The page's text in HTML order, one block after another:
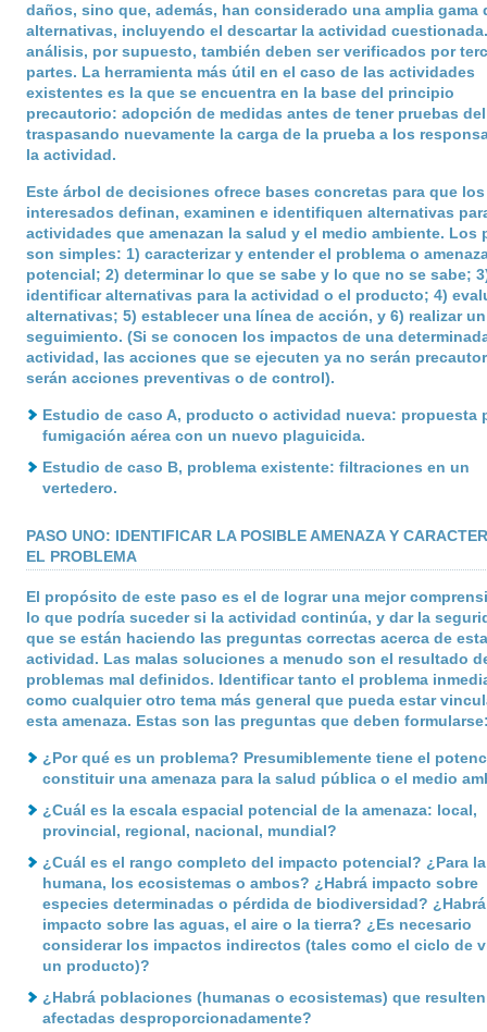
daños, sino que, además, han considerado una amplia gama
alternativas, incluyendo el descartar la actividad
análisis, por supuesto, también deben ser verificados por
partes. La herramienta más útil en el caso de las actividades
existentes es la que se encuentra en la base del principio
precautorio: adopción de medidas antes de tener pruebas
traspasando nuevamente la carga de la prueba a los
la actividad.
Este árbol de decisiones ofrece bases concretas para que los
interesados definan, examinen e identifiquen alternativas
actividades que amenazan la salud y el medio ambiente. Los
son simples: 1) caracterizar y entender el problema o
potencial; 2) determinar lo que se sabe y lo que no se sabe;
identificar alternativas para la actividad o el producto; 4)
alternativas; 5) establecer una línea de acción, y 6) realizar un
seguimiento. (Si se conocen los impactos de una
actividad, las acciones que se ejecuten ya no serán
serán acciones preventivas o de control).
Estudio de caso A, producto o actividad nueva: propuesta
fumigación aérea con un nuevo plaguicida.
Estudio de caso B, problema existente: filtraciones en un
vertedero.
PASO UNO: IDENTIFICAR LA POSIBLE AMENAZA Y
EL PROBLEMA
El propósito de este paso es el de lograr una mejor
lo que podría suceder si la actividad continúa, y dar la
que se están haciendo las preguntas correctas acerca de esta
actividad. Las malas soluciones a menudo son el resultado
problemas mal definidos. Identificar tanto el problema
como cualquier otro tema más general que pueda estar
esta amenaza. Estas son las preguntas que deben
¿Por qué es un problema? Presumiblemente tiene el
constituir una amenaza para la salud pública o el medio
¿Cuál es la escala espacial potencial de la amenaza: local,
provincial, regional, nacional, mundial?
¿Cuál es el rango completo del impacto potencial? ¿Para
humana, los ecosistemas o ambos? ¿Habrá impacto sobre
especies determinadas o pérdida de biodiversidad? ¿Habrá
impacto sobre las aguas, el aire o la tierra? ¿Es necesario
considerar los impactos indirectos (tales como el ciclo de
un producto)?
¿Habrá poblaciones (humanas o ecosistemas) que resulten
afectadas desproporcionadamente?